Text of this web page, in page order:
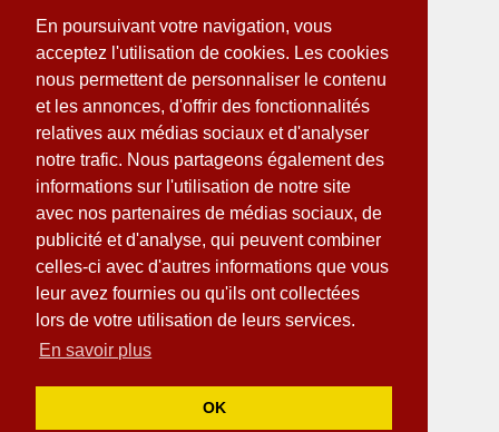
En poursuivant votre navigation, vous
acceptez l'utilisation de cookies. Les cookies
nous permettent de personnaliser le contenu
et les annonces, d'offrir des fonctionnalités
relatives aux médias sociaux et d'analyser
notre trafic. Nous partageons également des
informations sur l'utilisation de notre site
avec nos partenaires de médias sociaux, de
publicité et d'analyse, qui peuvent combiner
celles-ci avec d'autres informations que vous
leur avez fournies ou qu'ils ont collectées
lors de votre utilisation de leurs services.
En savoir plus
OK